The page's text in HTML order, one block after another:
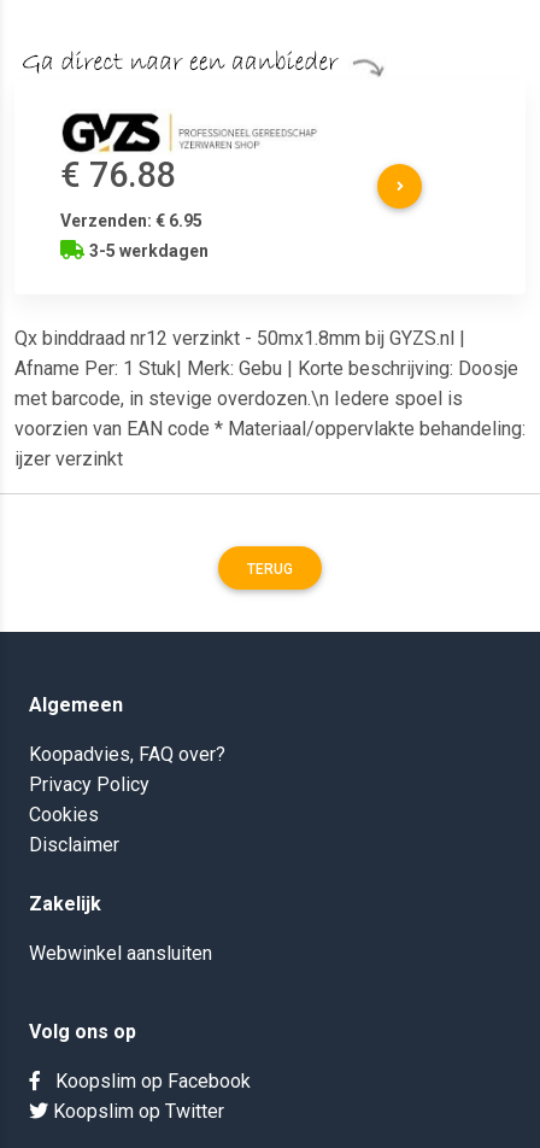
€ 76.88
Verzenden: € 6.95
3-5 werkdagen
Qx binddraad nr12 verzinkt - 50mx1.8mm bij GYZS.nl |
Afname Per: 1 Stuk| Merk: Gebu | Korte beschrijving: Doosje
met barcode, in stevige overdozen.\n Iedere spoel is
voorzien van EAN code * Materiaal/oppervlakte behandeling:
ijzer verzinkt
TERUG
Algemeen
Koopadvies, FAQ over?
Privacy Policy
Cookies
Disclaimer
Zakelijk
Webwinkel aansluiten
Volg ons op
Koopslim op Facebook
Koopslim op Twitter